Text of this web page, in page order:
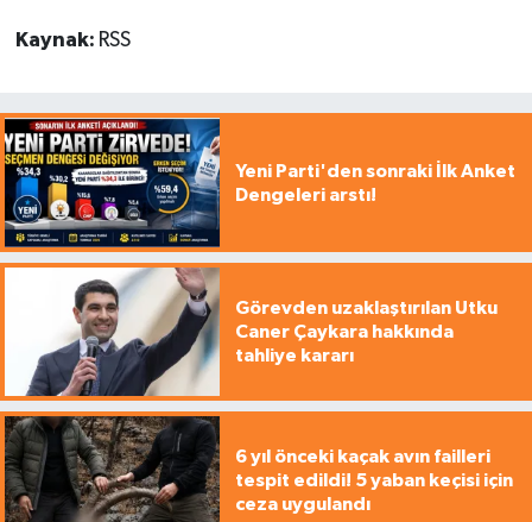
Kaynak: RSS
Yeni Parti'den sonraki İlk Anket
Dengeleri arstı!
Görevden uzaklaştırılan Utku
Caner Çaykara hakkında
tahliye kararı
6 yıl önceki kaçak avın failleri
tespit edildi! 5 yaban keçisi için
ceza uygulandı